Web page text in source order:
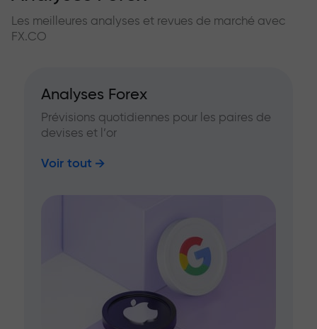
Les meilleures analyses et revues de marché avec
FX.CO
Analyses Forex
Prévisions quotidiennes pour les paires de
devises et l’or
Voir tout